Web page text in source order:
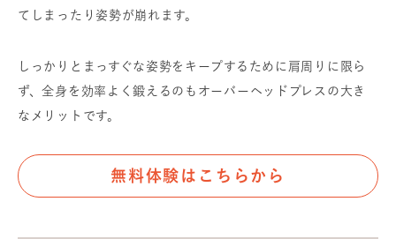
てしまったり姿勢が崩れます。
しっかりとまっすぐな姿勢をキープするために肩周りに限ら
ず、全身を効率よく鍛えるのもオーバーヘッドプレスの大き
なメリットです。
無料体験はこちらから